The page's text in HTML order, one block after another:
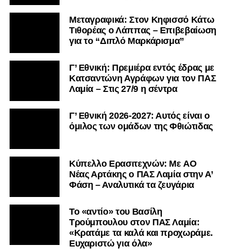
Μεταγραφικά: Στον Κηφισσό Κάτω
Τιθορέας ο Λάππας – Επιβεβαίωση
για το “Διπλό Μαρκάρισμα”
Γ’ Εθνική: Πρεμιέρα εντός έδρας με
Κατσαντώνη Αγράφων για τον ΠΑΣ
Λαμία – Στις 27/9 η σέντρα
Γ’ Εθνική 2026-2027: Αυτός είναι ο
όμιλος των ομάδων της Φθιώτιδας
Kύπελλο Ερασιτεχνών: Με AO
Nέας Αρτάκης ο ΠΑΣ Λαμία στην Α’
Φάση – Αναλυτικά τα ζευγάρια
Το «αντίο» του Βασίλη
Τρούμπουλου στον ΠΑΣ Λαμία:
«Κρατάμε τα καλά και προχωράμε.
Ευχαριστώ για όλα»